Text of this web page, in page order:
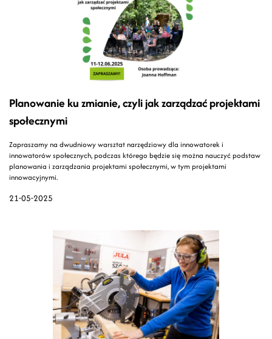
21-05-2025
Planowanie ku zmianie, czyli jak zarządzać projektami
społecznymi
Zapraszamy na dwudniowy warsztat narzędziowy dla innowatorek i
innowatorów społecznych, podczas którego będzie się można nauczyć podstaw
planowania i zarządzania projektami społecznymi, w tym projektami
innowacyjnymi.